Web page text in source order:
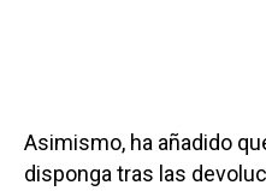
Asimismo, ha añadido
disponga tras las